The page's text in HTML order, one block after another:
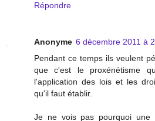
Répondre
Anonyme 6 décembre 2011 à
Pendant ce temps ils veulent
que c'est le proxénétisme
l'application des lois et les
qu'il faut établir.
Je ne vois pas pourquoi